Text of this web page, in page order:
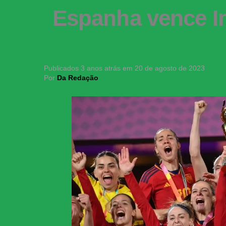
Espanha vence
Publicados 3 anos atrás em 20 de agosto de 2023
Por Da Redação